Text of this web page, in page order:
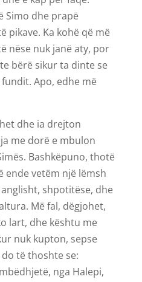
Simo dhe prapë
pikave. Ka kohë që më
nëse nuk janë aty, por
bërë sikur ta dinte se
Apo, edhe më
dhe ia drejton
me dorë e mbulon
Bashkëpuno, thotë
ende vetëm një lëmsh
shpotitëse, dhe
Më fal, dëgjohet,
lart, dhe kështu me
nuk kupton, sepse
të thoshte se:
nga Halepi,